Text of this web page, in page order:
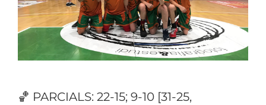
🏀 PARCIALS: 22-15; 9-10 [31-25,